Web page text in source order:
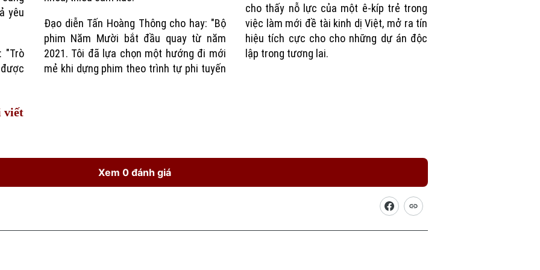
yêu
"Trò
Đạo diễn Tấn Hoàng Thông cho hay: "Bộ
phim Năm Mười bắt đầu quay từ năm
2021. Tôi đã lựa chọn một hướng đi mới
mẻ khi dựng phim theo trình tự phi tuyến
cho thấy nỗ lực của một ê-kíp trẻ trong
việc làm mới đề tài kinh dị Việt, mở ra tín
hiệu tích cực cho cho những dự án độc
lập trong tương lai.
viết
Xem 0 đánh giá